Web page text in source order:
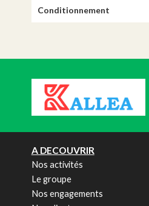
Conditionnement
A DECOUVRIR
Nos activités
Le groupe
Nos engagements